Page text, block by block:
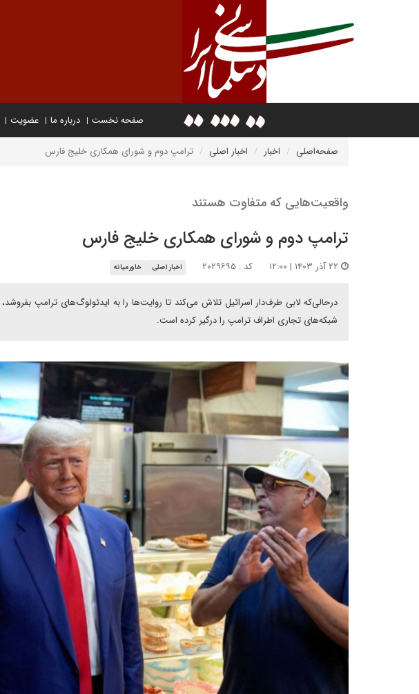
صفحه نخست درباره ما عضویت
صفحه‌اصلی اخبار اخبار اصلی ترامپ دوم و شورای همکاری خلیج فارس
واقعیت‌هایی که متفاوت هستند
ترامپ دوم و شورای همکاری خلیج فارس
کد : ۲۰۲۹۶۹۵ اخبار اصلی خاورمیانه
درحالی‌که لابی طرف‌دار اسرائیل تلاش می‌کند تا روایت‌ها را به ایدئولوگ‌های ترامپ
شبکه‌های تجاری اطراف ترامپ را درگیر کرده است.